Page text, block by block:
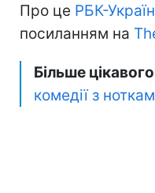
Про це РБК-
посиланням на
Більше
комедії з